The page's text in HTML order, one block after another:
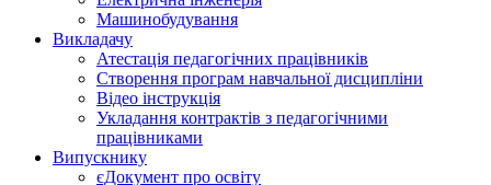
Машинобудування
Викладачу
Атестація педагогічних працівників
Створення програм навчальної дисципліни
Відео інструкція
Укладання контрактів з педагогічними
працівниками
Випускнику
єДокумент про освіту